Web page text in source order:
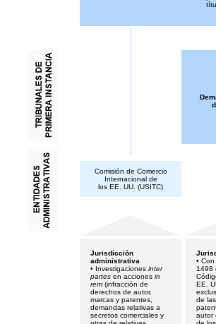
Comisión de Comercio
Internacional de
los EE. UU. (USITC)
Jurisdicción
administrativa
• Investigaciones inter
partes en acciones in
rem (infracción de
derechos de autor,
marcas y patentes,
demandas relativas a
secretos comerciales y
•
1498
EE.
de
autor